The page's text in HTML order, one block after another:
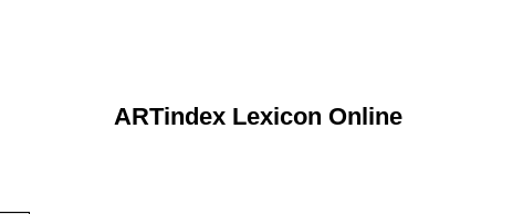
ARTindex Lexicon Online